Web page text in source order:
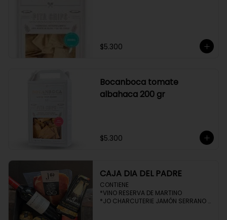
$5.300
Bocanboca tomate
albahaca 200 gr
$5.300
CAJA DIA DEL PADRE
CONTIENE
*VINO RESERVA DE MARTINO
*JO CHARCUTERIE JAMÓN SERRANO